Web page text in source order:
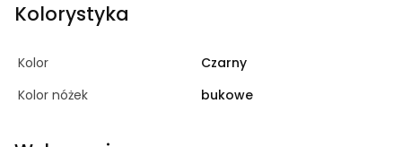
Kolorystyka
Kolor
Czarny
Kolor nóżek
bukowe